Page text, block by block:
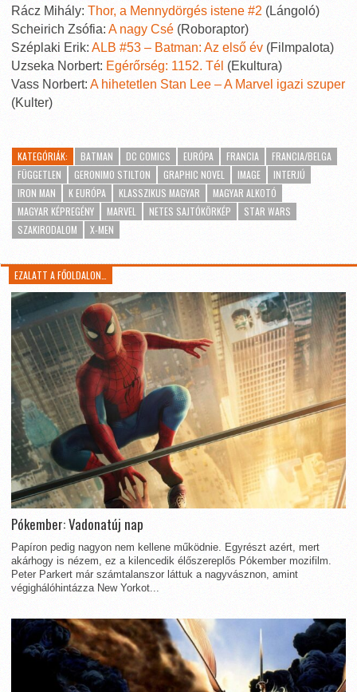
Rácz Mihály: Thor, a Mennydörgés istene #2 (Lángoló)
Scheirich Zsófia: A nagy Csé (Roboraptor)
Széplaki Erik: ALB #53 – Batman: Az első év (Filmpalota)
Uzseka Norbert: Egérőrség: 1152. Tél (Ekultura)
Vass Norbert: A hihetetlen Stan Lee – A Marvel igazi szuper
(Kulter)
KATEGÓRIÁK: BATMAN DC COMICS EURÓPA FRANCIA
FRANCIA/BELGA
FÜGGETLEN
GERONIMO STILTON GRAPHIC NOVEL IMAGE
INTERJÚ
IRON MAN
K EURÓPA KLASSZIKUS MAGYAR
MAGYAR ALKOTÓ
MAGYAR KÉPREGÉNY
MARVEL NETES SAJTÓKÖRKÉP
STAR WARS
SZAKIRODALOM
X-MEN
EZALATT A FŐOLDALON…
Pókember: Vadonatúj nap
Papíron pedig nagyon nem kellene működnie. Egyrészt azért, mert
akárhogy is nézem, ez a kilencedik élőszereplős Pókember mozifilm.
Peter Parkert már számtalanszor láttuk a nagyvásznon, amint
végighálóhintázza New Yorkot...